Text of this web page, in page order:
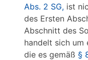
Abs. 2 SG, ist
des Ersten
Abschnitt des
handelt sich um
die es gemäß §